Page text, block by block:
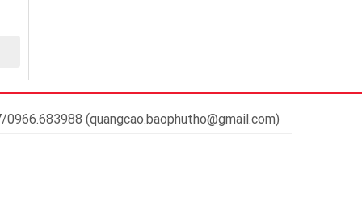
(quangcao.baophutho@gmail.com)